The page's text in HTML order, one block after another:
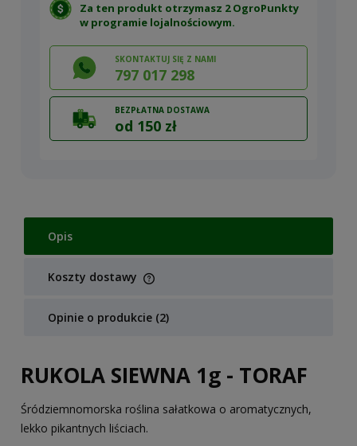
Za ten produkt otrzymasz 2 OgroPunkty
w programie lojalnościowym.
SKONTAKTUJ SIĘ Z NAMI
797 017 298
BEZPŁATNA DOSTAWA
od 150 zł
Opis
Koszty dostawy
Cena nie zawiera ewentualnych kosztów płatności
Opinie o produkcie (2)
RUKOLA SIEWNA 1g - TORAF
Śródziemnomorska roślina sałatkowa o aromatycznych,
lekko pikantnych liściach.